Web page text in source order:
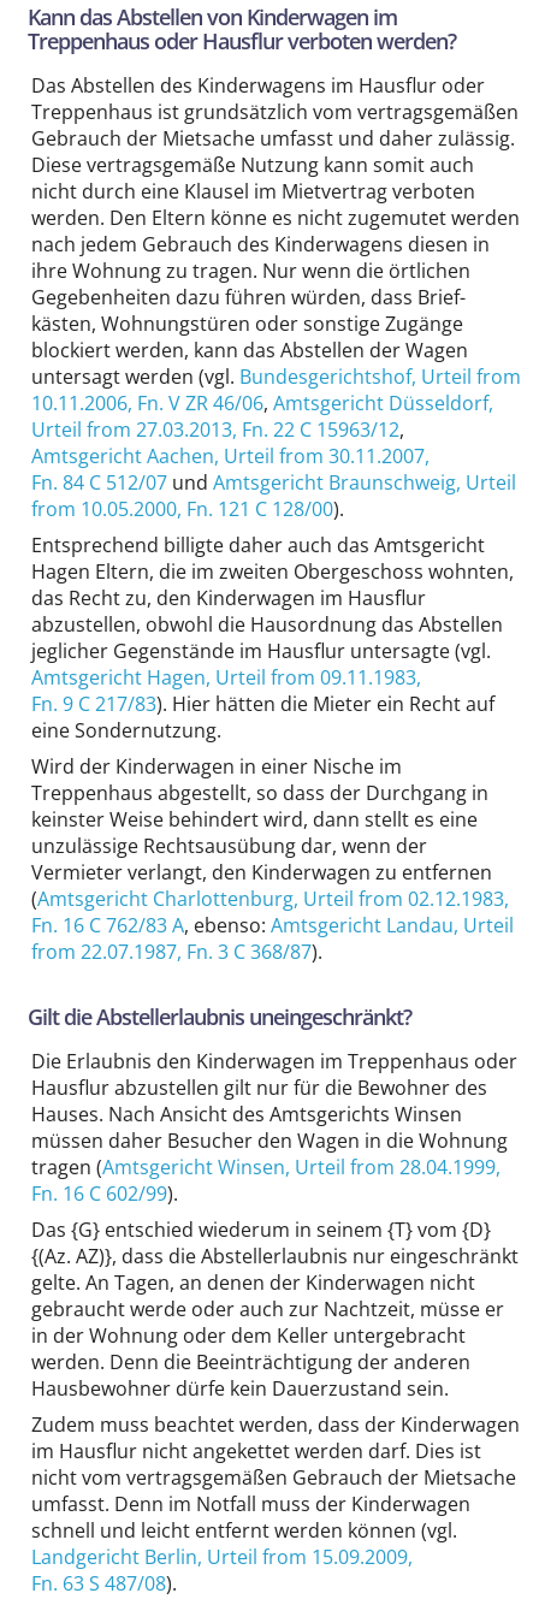
Kann das Abstellen von Kinderwagen im
Treppenhaus oder Hausflur verboten werden?
Das Abstellen des Kinder­wagens im Hausflur oder
Treppenhaus ist grund­sätzlich vom vertragsgemäßen
Gebrauch der Mietsache umfasst und daher zulässig.
Diese vertragsgemäße Nutzung kann somit auch
nicht durch eine Klausel im Mietvertrag verboten
werden. Den Eltern könne es nicht zugemutet werden
nach jedem Gebrauch des Kinder­wagens diesen in
ihre Wohnung zu tragen. Nur wenn die örtlichen
Gegebenheiten dazu führen würden, dass Brief­
kästen, Wohnungs­türen oder sonstige Zugänge
blockiert werden, kann das Abstellen der Wagen
untersagt werden (vgl. Bundesgerichtshof, Urteil from
10.11.2006, Fn. V ZR 46/06,Amtsgericht Düsseldorf,
Urteil from 27.03.2013, Fn. 22 C 15963/12,
Amtsgericht Aachen, Urteil from 30.11.2007,
Fn. 84 C 512/07 undAmtsgericht Braunschweig, Urteil
from 10.05.2000, Fn. 121 C 128/00).
Entsprechend billigte daher auch das Amtsgericht
Hagen Eltern, die im zweiten Ober­geschoss wohnten,
das Recht zu, den Kinderwagen im Hausflur
abzustellen, obwohl die Hausordnung das Abstellen
jeglicher Gegenstände im Hausflur untersagte (vgl.
Amtsgericht Hagen, Urteil from 09.11.1983,
Fn. 9 C 217/83). Hier hätten die Mieter ein Recht auf
eine Sonder­nutzung.
Wird der Kinderwagen in einer Nische im
Treppenhaus abgestellt, so dass der Durchgang in
keinster Weise behindert wird, dann stellt es eine
unzulässige Rechts­ausübung dar, wenn der
Vermieter verlangt, den Kinderwagen zu entfernen
(Amtsgericht Charlottenburg, Urteil from 02.12.1983,
Fn. 16 C 762/83 A, ebenso:Amtsgericht Landau, Urteil
from 22.07.1987, Fn. 3 C 368/87).
Gilt die Abstell­erlaubnis uneingeschränkt?
Die Erlaubnis den Kinderwagen im Treppenhaus oder
Hausflur abzustellen gilt nur für die Bewohner des
Hauses. Nach Ansicht des Amts­gerichts Winsen
müssen daher Besucher den Wagen in die Wohnung
tragen (Amtsgericht Winsen, Urteil from 28.04.1999,
Fn. 16 C 602/99).
Das{G} entschied wiederum in seinem {T} vom {D}
{(Az. AZ)}, dass die Abstell­erlaubnis nur eingeschränkt
gelte. An Tagen, an denen der Kinderwagen nicht
gebraucht werde oder auch zur Nachtzeit, müsse er
in der Wohnung oder dem Keller untergebracht
werden. Denn die Beeinträchtigung der anderen
Haus­bewohner dürfe kein Dauer­zustand sein.
Zudem muss beachtet werden, dass der Kinderwagen
im Hausflur nicht angekettet werden darf. Dies ist
nicht vom vertragsgemäßen Gebrauch der Mietsache
umfasst. Denn im Notfall muss der Kinderwagen
schnell und leicht entfernt werden können (vgl.
Landgericht Berlin, Urteil from 15.09.2009,
Fn. 63 S 487/08).